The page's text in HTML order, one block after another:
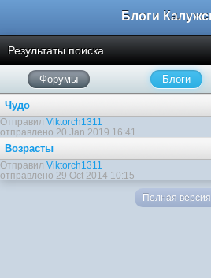
Результаты поиска
Форумы Блоги
Чудо
Отправил Viktorch1311
отправлено 20 Jan 2019 16:41
Возрасты
Отправил Viktorch1311
отправлено 29 Oct 2014 10:15
Полная версия